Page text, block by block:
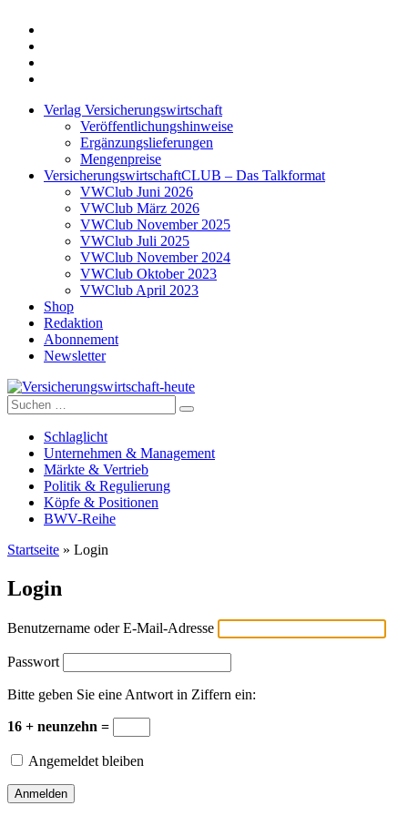
Verlag Versicherungswirtschaft
Veröffentlichungshinweise
Ergänzungslieferungen
Mengenpreise
VersicherungswirtschaftCLUB – Das Talkformat
VWClub Juni 2026
VWClub März 2026
VWClub November 2025
VWClub Juli 2025
VWClub November 2024
VWClub Oktober 2023
VWClub April 2023
Shop
Redaktion
Abonnement
Newsletter
Versicherungswirtschaft-heute
Suche
nach:
Schlaglicht
Unternehmen & Management
Märkte & Vertrieb
Politik & Regulierung
Köpfe & Positionen
BWV-Reihe
Startseite » Login
Login
Benutzername oder E-Mail-Adresse
Passwort
Bitte geben Sie eine Antwort in Ziffern ein:
16 + neunzehn =
Angemeldet bleiben